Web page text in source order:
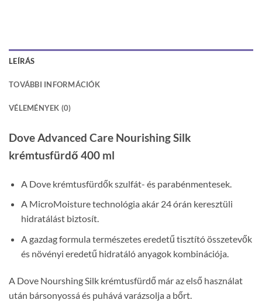
LEÍRÁS
TOVÁBBI INFORMÁCIÓK
VÉLEMÉNYEK (0)
Dove Advanced Care Nourishing Silk
krémtusfürdő 400 ml
A Dove krémtusfürdők szulfát- és parabénmentesek.
A MicroMoisture technológia akár 24 órán keresztüli
hidratálást biztosít.
A gazdag formula természetes eredetű tisztító összetevők
és növényi eredetű hidratáló anyagok kombinációja.
A Dove Nourshing Silk krémtusfürdő már az első használat
után bársonyossá és puhává varázsolja a bőrt.